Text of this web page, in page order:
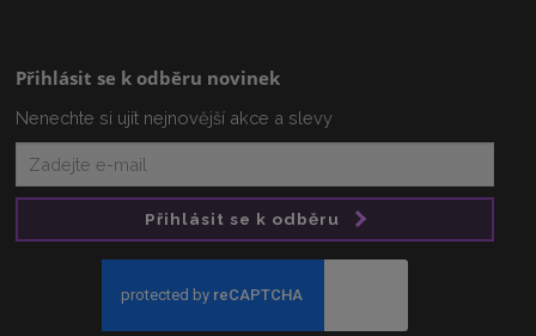
Přihlásit se k odběru novinek
Nenechte si ujít nejnovější akce a slevy
Přihlásit se k odběru